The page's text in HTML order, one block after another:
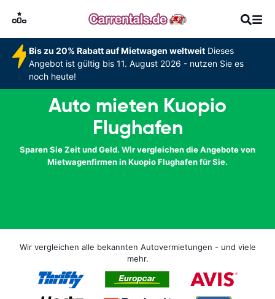
Bis zu 20% Rabatt auf Mietwagen weltweitDieses
Angebot ist gültig bis 11. August 2026 - nutzen Sie es
noch heute!
Auto mieten Kuopio
Flughafen
Sparen Sie Zeit und Geld. Wir vergleichen die Angebote von
Mietwagenfirmen in Kuopio Flughafen für Sie.
Wir vergleichen alle bekannten Autovermietungen - und viele
mehr.